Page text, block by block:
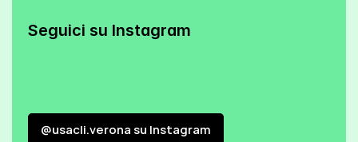
Seguici su Instagram
@usacli.verona su Instagram